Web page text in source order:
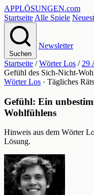
APPLÖSUNGEN.com
Startseite Alle Spiele
Suchen
Newsletter
Startseite / Wörter Los / 29
Gefühl des Sich-Nicht-
Wörter Los · Tägliches
Gefühl: Ein
Wohlfühlens
Hinweis aus dem Wörter
Lösung.